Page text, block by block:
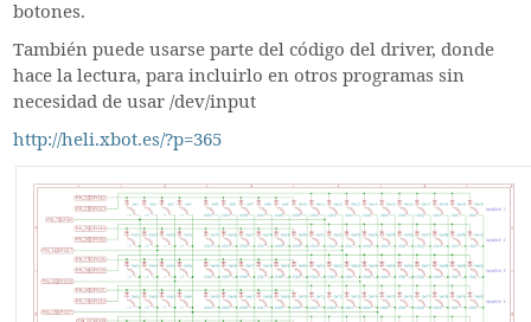
botones.
También puede usarse parte del código del driver, donde
hace la lectura, para incluirlo en otros programas sin
necesidad de usar /dev/input
http://heli.xbot.es/?p=365